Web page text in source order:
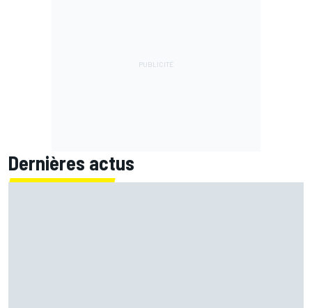
Dernières actus